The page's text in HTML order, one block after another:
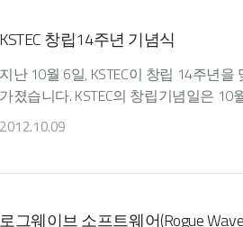
KSTEC 창립14주년 기념식
지난 10월 6일, KSTEC이 창립 14주년
가졌습니다. KSTEC의 창립기념일은
2012.10.09
로그웨이브 소프트웨어(Rogue